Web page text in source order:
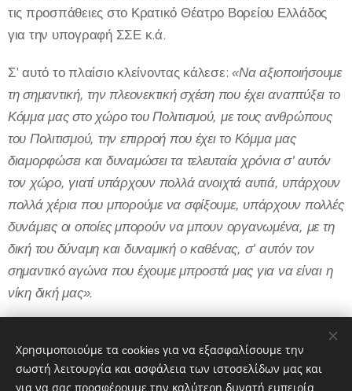
τις προσπάθειες στο Κρατικό Θέατρο Βορείου Ελλάδος
για την υπογραφή ΣΣΕ κ.ά.
Σ' αυτό το πλαίσιο κλείνοντας κάλεσε:«Να αξιοποιήσουμε
τη σημαντική, την πλεονεκτική σχέση που έχει αναπτύξει το
Κόμμα μας στο χώρο του Πολιτισμού, με τους ανθρώπους
του Πολιτισμού, την επιρροή που έχει το Κόμμα μας
διαμορφώσει και δυναμώσει τα τελευταία χρόνια σ' αυτόν
τον χώρο, γιατί υπάρχουν πολλά ανοιχτά αυτιά, υπάρχουν
πολλά χέρια που μπορούμε να σφίξουμε, υπάρχουν πολλές
δυνάμεις οι οποίες μπορούν να μπουν οργανωμένα, με τη
δική του δύναμη και δυναμική ο καθένας, σ' αυτόν τον
σημαντικό αγώνα που έχουμε μπροστά μας για να είναι η
νίκη δική μας».
Χρησιμοποιούμε τα cookies για να εξασφαλίσουμε την
σωστή λειτουργία και ασφάλεια των ιστοσελίδων μας και
για να σας προσφέρουμε την καλύτερη δυνατή εμπειρία